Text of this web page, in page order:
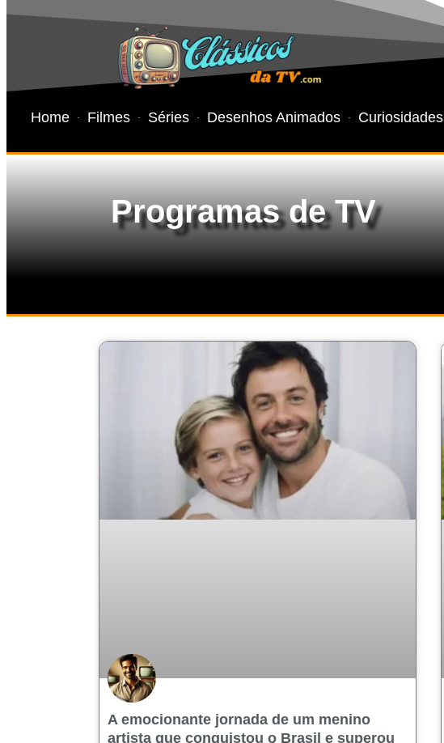
Home Filmes Séries Desenhos Animados Curiosidades
Programas de TV
A emocionante jornada de um menino
artista que conquistou o Brasil e superou